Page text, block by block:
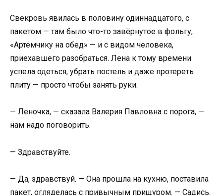
Свекровь явилась в половину одиннадцатого, с
пакетом — там было что-то завёрнутое в фольгу,
«Артёмчику на обед» — и с видом человека,
приехавшего разобраться. Лена к тому времени
успела одеться, убрать постель и даже протереть
плиту — просто чтобы занять руки.
— Леночка, — сказала Валерия Павловна с порога, —
нам надо поговорить.
— Здравствуйте.
— Да, здравствуй. — Она прошла на кухню, поставила
пакет, огляделась с привычным прищуром. — Садись.